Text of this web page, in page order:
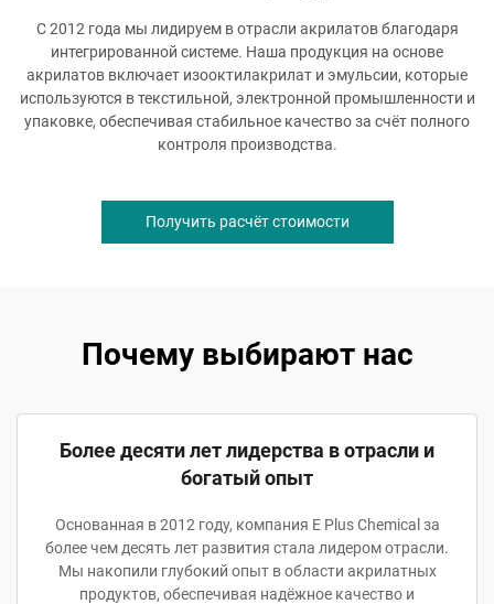
С 2012 года мы лидируем в отрасли акрилатов благодаря
интегрированной системе. Наша продукция на основе
акрилатов включает изооктилакрилат и эмульсии, которые
используются в текстильной, электронной промышленности и
упаковке, обеспечивая стабильное качество за счёт полного
контроля производства.
Получить расчёт стоимости
Почему выбирают нас
Более десяти лет лидерства в отрасли и
богатый опыт
Основанная в 2012 году, компания E Plus Chemical за
более чем десять лет развития стала лидером отрасли.
Мы накопили глубокий опыт в области акрилатных
продуктов, обеспечивая надёжное качество и